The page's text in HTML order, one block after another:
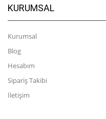
KURUMSAL
Kurumsal
Blog
Hesabım
Sipariş Takibi
İletişim